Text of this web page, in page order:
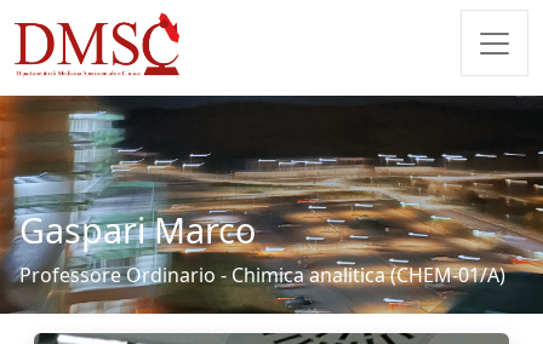
Gaspari Marco
Professore Ordinario - Chimica analitica (CHEM-01/A)